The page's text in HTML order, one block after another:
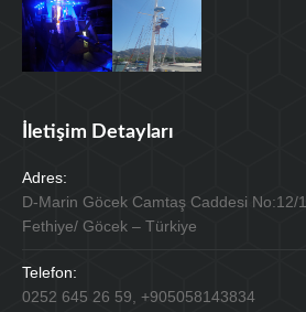
İletişim Detayları
Adres:
D-Marin Göcek Camtaş Caddesi No:12/
Fethiye/ Göcek – Türkiye
Telefon:
0252 645 26 59, +905058143834